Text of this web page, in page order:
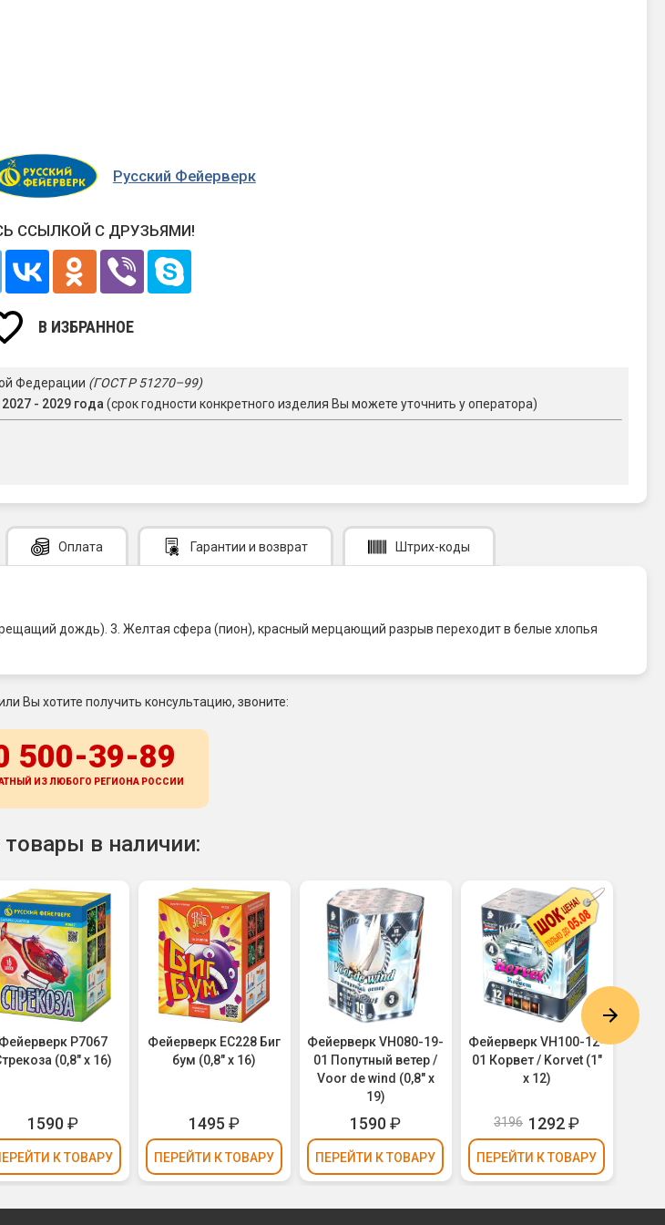
Русский Фейерверк
ССЫЛКОЙ С ДРУЗЬЯМИ!
В ИЗБРАННОЕ
Федерации (ГОСТ Р 51270–99)
- 2029 года (срок годности конкретного изделия Вы можете уточнить у оператора)
Оплата Гарантии и возврат Штрих-коды
дождь). 3. Желтая сфера (пион), красный мерцающий разрыв переходит в белые хлопья
Вы хотите получить консультацию, звоните:
500-39-89
ИЗ ЛЮБОГО РЕГИОНА РОССИИ
в наличии:
Фейерверк Р7067
(0,8" х 16)
1590₽
К ТОВАРУ
Фейерверк ЕС228 Биг
бум (0,8" х 16)
1495 ₽
ПЕРЕЙТИ К ТОВАРУ
Фейерверк VH080-19-
01 Попутный ветер /
Voor de wind (0,8" х
19)
1590₽
ПЕРЕЙТИ К ТОВАРУ
Фейерверк VH100-12-
01 Корвет / Korvet (1"
х 12)
3196 1292₽
ПЕРЕЙТИ К ТОВАРУ